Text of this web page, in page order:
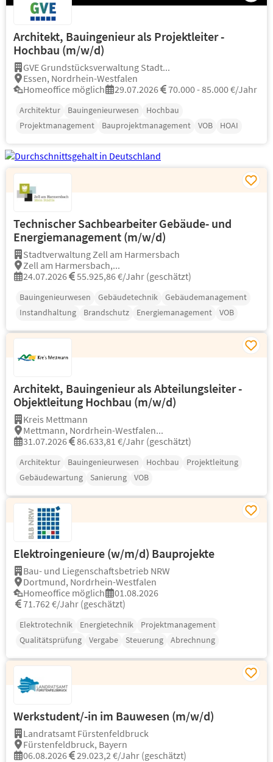
Architekt, Bauingenieur als Projektleiter -
Hochbau (m/w/d)
GVE Grundstücksverwaltung Stadt...
Essen, Nordrhein-Westfalen
Homeoffice möglich
29.07.2026 70.000 - 85.000 €/Jahr
Architektur Bauingenieurwesen
Hochbau
Projektmanagement
Bauprojektmanagement VOB HOAI
Technischer Sachbearbeiter Gebäude- und
Energiemanagement (m/w/d)
Stadtverwaltung Zell am Harmersbach
Zell am Harmersbach,...
24.07.2026
55.925,86 €/Jahr (geschätzt)
Bauingenieurwesen Gebäudetechnik
Gebäudemanagement
Instandhaltung
Brandschutz Energiemanagement VOB
Architekt, Bauingenieur als Abteilungsleiter -
Objektleitung Hochbau (m/w/d)
Kreis Mettmann
Mettmann, Nordrhein-Westfalen...
31.07.2026
86.633,81 €/Jahr (geschätzt)
Architektur Bauingenieurwesen Hochbau
Projektleitung
Gebäudewartung
Sanierung VOB
Elektroingenieure (w/m/d) Bauprojekte
Bau- und Liegenschaftsbetrieb NRW
Dortmund, Nordrhein-Westfalen
Homeoffice möglich
01.08.2026
71.762 €/Jahr (geschätzt)
Elektrotechnik Energietechnik
Projektmanagement
Qualitätsprüfung
Vergabe Steuerung Abrechnung
Werkstudent/-in im Bauwesen (m/w/d)
Landratsamt Fürstenfeldbruck
Fürstenfeldbruck, Bayern
06.08.2026
29.023,2 €/Jahr (geschätzt)